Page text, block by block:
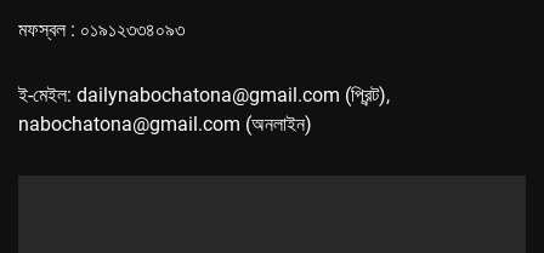
মফস্বল : ০১৯১২৩৩৪০৯৩
ই-মেইল: dailynabochatona@gmail.com (প্রিন্ট),
nabochatona@gmail.com (অনলাইন)